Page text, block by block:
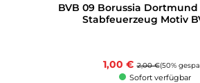
BVB 09 Borussia Dortmund
Stabfeuerzeug Motiv
Verkaufspreis:
1,00 € Regulärer Preis:
2,00 €(50%
Sofort verfügbar